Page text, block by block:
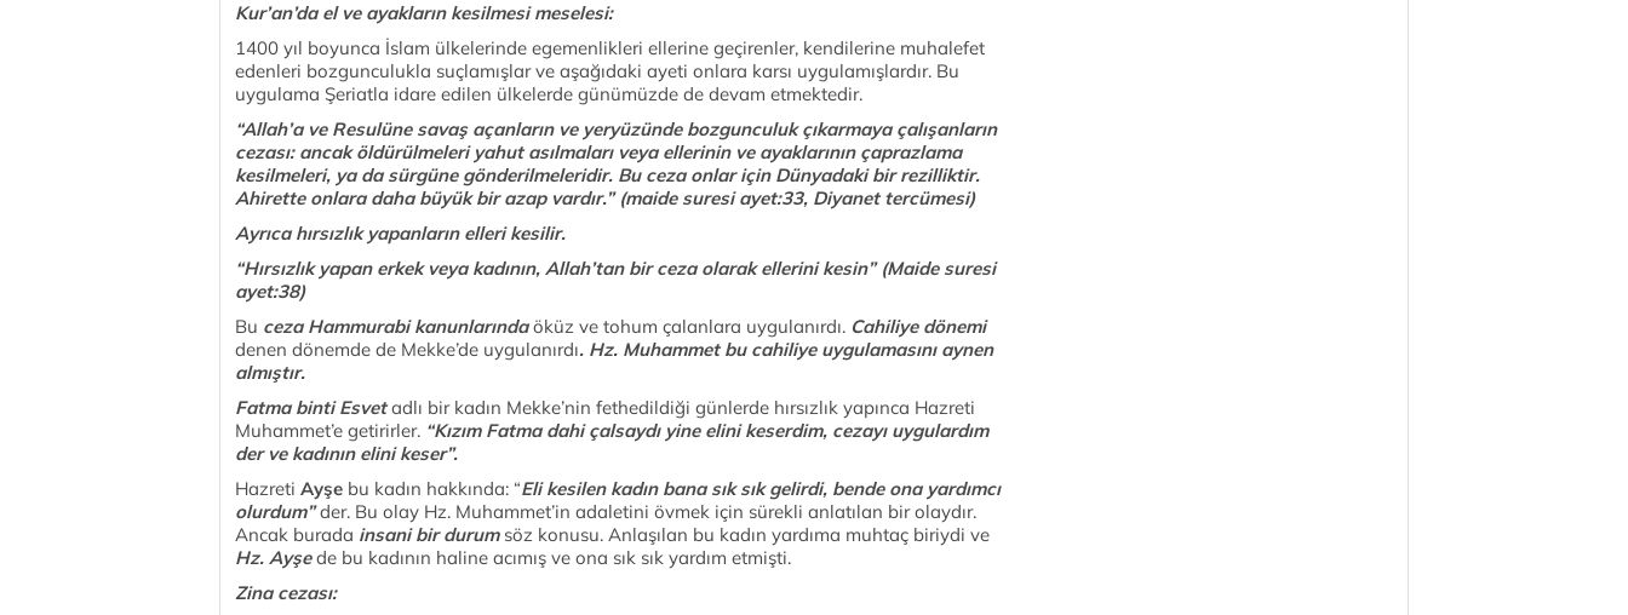
Kur’an’da el ve ayakların kesilmesi meselesi:
1400 yıl boyunca İslam ülkelerinde egemenlikleri ellerine geçirenler, kendilerine muhalefet
edenleri bozgunculukla suçlamışlar ve aşağıdaki ayeti onlara karsı uygulamışlardır. Bu
uygulama Şeriatla idare edilen ülkelerde günümüzde de devam etmektedir.
“Allah’a ve Resulüne savaş açanların ve yeryüzünde bozgunculuk çıkarmaya çalışanların
cezası: ancak öldürülmeleri yahut asılmaları veya ellerinin ve ayaklarının çaprazlama
kesilmeleri, ya da sürgüne gönderilmeleridir. Bu ceza onlar için Dünyadaki bir rezilliktir.
Ahirette onlara daha büyük bir azap vardır.” (maide suresi ayet:33, Diyanet tercümesi)
Ayrıca hırsızlık yapanların elleri kesilir.
“Hırsızlık yapan erkek veya kadının, Allah’tan bir ceza olarak ellerini kesin” (Maide suresi
ayet:38)
Bu ceza Hammurabi kanunlarındaöküz ve tohum çalanlara uygulanırdı. Cahiliye dönemi
denen dönemde de Mekke’de uygulanırdı. Hz. Muhammet bu cahiliye uygulamasını aynen
almıştır.
Fatma binti Esvetadlı bir kadın Mekke’nin fethedildiği günlerde hırsızlık yapınca Hazreti
Muhammet’e getirirler. “Kızım Fatma dahi çalsaydı yine elini keserdim, cezayı uygulardım
der ve kadının elini keser”.
Hazreti Ayşe bu kadın hakkında: “Eli kesilen kadın bana sık sık gelirdi, bende ona yardımcı
olurdum”der. Bu olay Hz. Muhammet’in adaletini övmek için sürekli anlatılan bir olaydır.
Ancak burada insani bir durumsöz konusu. Anlaşılan bu kadın yardıma muhtaç biriydi ve
Hz. Ayşede bu kadının haline acımış ve ona sık sık yardım etmişti.
Zina cezası: